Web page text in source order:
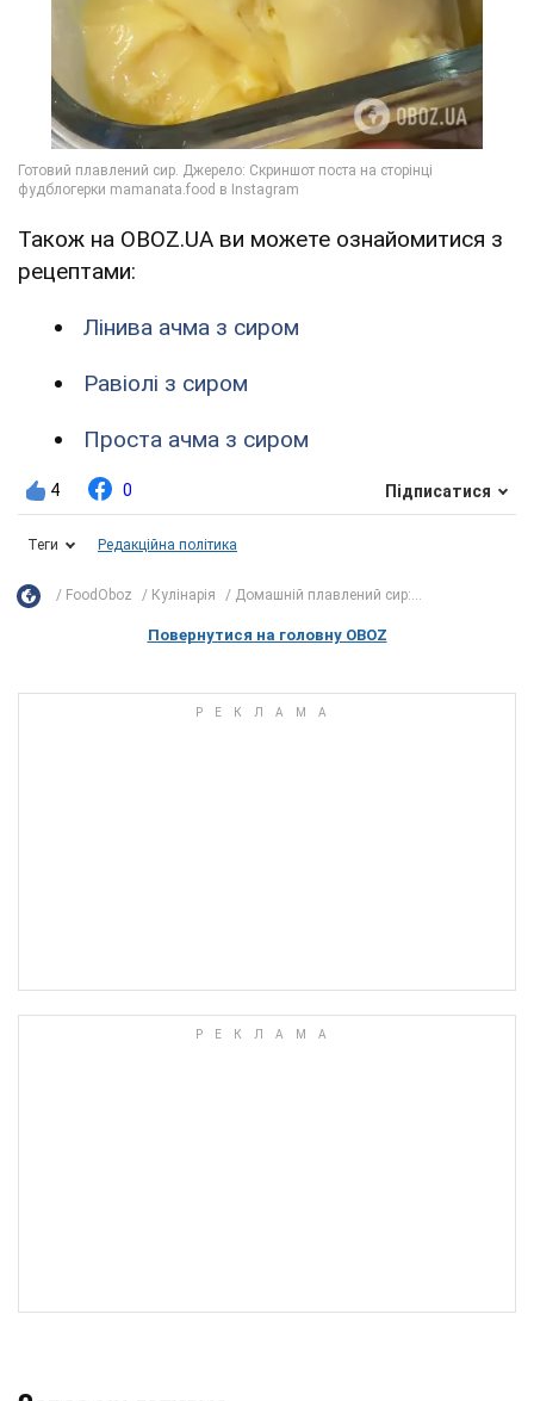
Також на OBOZ.UA ви можете ознайомитися з
рецептами:
Лінива ачма з сиром
Равіолі з сиром
Проста ачма з сиром
4 0 Підписатися
Теги Редакційна політика
FoodOboz Кулінарія Домашній плавлений сир:...
Повернутися на головну OBOZ